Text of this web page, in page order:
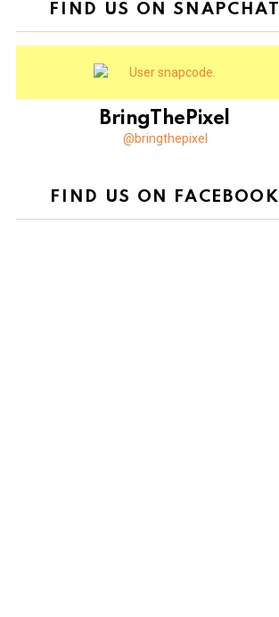
FIND US ON SNAPCHAT
BringThePixel
@bringthepixel
FIND US ON FACEBOOK